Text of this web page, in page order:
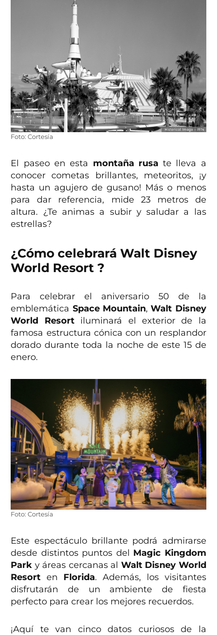
Foto: Cortesía
El paseo en esta montaña rusate lleva a
conocer cometas brillantes, meteoritos, ¡y
hasta un agujero de gusano! Más o menos
para dar referencia, mide 23 metros de
altura. ¿Te animas a subir y saludar a las
estrellas?
¿Cómo celebraráWalt Disney
World Resort?
Para celebrar el aniversario 50 de la
emblemática Space Mountain,Walt Disney
World Resortiluminará el exterior de la
famosa estructura cónica con un resplandor
dorado durante toda la noche de este 15 de
enero.
Foto: Cortesía
Este espectáculo brillante podrá admirarse
desde distintos puntos del Magic Kingdom
Park y áreas cercanas al Walt Disney World
Resort en Florida. Además, los visitantes
disfrutarán de un ambiente de fiesta
perfecto para crear los mejores recuerdos.
¡Aquí te van cinco datos curiosos de la